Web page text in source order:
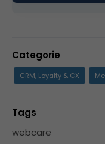
Categorie
CRM, Loyalty & CX
Tags
webcare